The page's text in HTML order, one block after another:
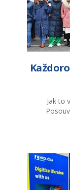
Jak to